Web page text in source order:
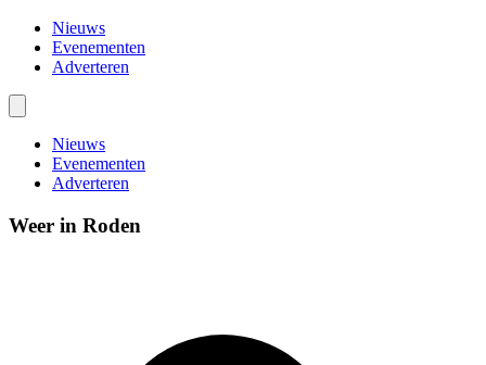
Nieuws
Evenementen
Adverteren
Nieuws
Evenementen
Adverteren
Weer in Roden